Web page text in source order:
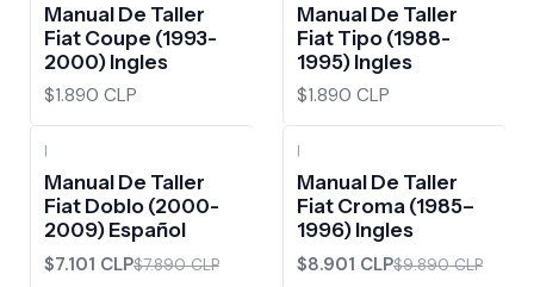
Manual De Taller
Fiat Coupe (1993-
2000) Ingles
$1.890 CLP
Manual De Taller
Fiat Tipo (1988-
1995) Ingles
$1.890 CLP
|
Manual De Taller
Fiat Doblo (2000-
2009) Español
$7.101 CLP$7.890 CLP
|
Manual De Taller
Fiat Croma (1985–
1996) Ingles
$8.901 CLP$9.890 CLP